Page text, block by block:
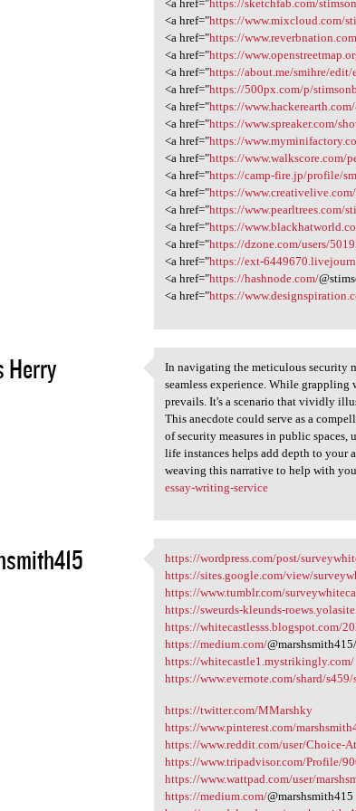
<a href="https://sketchfab.com/
<a href="https://www.mixcloud.com/
<a href="https://
<a href="https://
<a href="https://about.me/smihre/edit/
<a href="https://500px.com/p/
<a href="https://www.hackerearth.com/
<a href="https://www.spreaker.com/
<a href="https://
<a href="https://www.walkscore.com/
<a href="https://camp-fire.jp/profile/
<a href="https://www.creativelive.com/
<a href="https://www.pearltrees.com/
<a href="https://
<a href="https://dzone.com/users/
<a href="https://ext-
<a href="https://hashnode.com/
<a href="https://
Herry In navigating the meticulous
In navigating the meticulous security
seamless experience. While grappling
prevails. It's a scenario that vividly
This anecdote could serve as a
of security measures in public spaces,
life instances helps add depth to your
weaving this narrative to help with
essay-writing-service
https://wordpress.com/post
https://wordpress.com/post/
https://sites.google.com/view/
https://www.tumblr.com/
https://sweurds-kleunds-
https://whitecastlesss.blogspot.com/
https://medium.com/
https://whitecastle1.mystrikingly.com/
https://www.evernote.com/shard/
https://twitter.com/MMarshky
https://www.pinterest.com/
https://www.reddit.com/user/Choice-
https://www.tripadvisor.com/Profile/
https://www.wattpad.com/user/
https://medium.com/@marshsmith415